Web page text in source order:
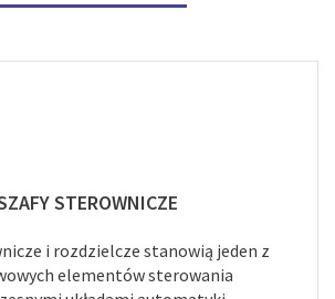
STEROWNICZE
i rozdzielcze stanowią jeden z
elementów sterowania